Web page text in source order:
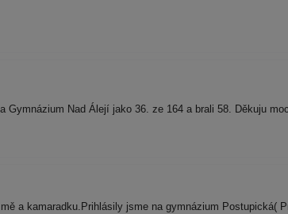
Nad Álejí jako 36. ze 164 a brali 58. Děkuju
a kamaradku.Prihlásily jsme na gymnázium Postupická(